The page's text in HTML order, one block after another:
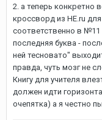
2. а теперь конкретно
кроссворд из HE.ru
соответственно в №11
последняя буква -
ней тесновато"
правда, чуть мозг не
Книгу для учителя
должен идти
очепятка) а я честно